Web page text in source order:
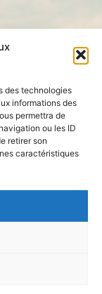
des technologies
informations des
permettra de
ou les ID
retirer son
caractéristiques